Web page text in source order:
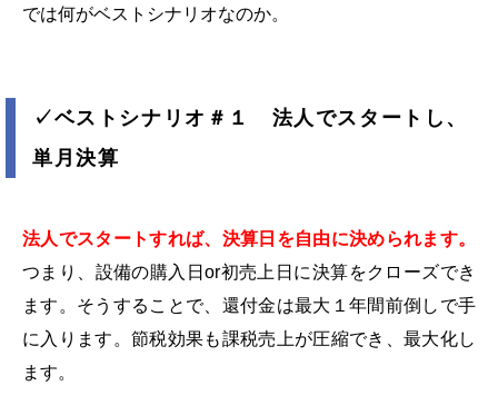
では何がベストシナリオなのか。
✓ベストシナリオ＃１ 法人でスタートし、
単月決算
法人でスタートすれば、決算日を自由に決められます。
つまり、設備の購入日or初売上日に決算をクローズでき
ます。そうすることで、還付金は最大１年間前倒しで手
に入ります。節税効果も課税売上が圧縮でき、最大化し
ます。